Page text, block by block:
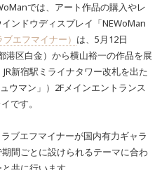
では、アート作品の購入やレ
ンドウディスプレイ「NEWoMan
エフマイナー） は、5月12日
港区白金）から横山裕一の作品を展
新宿駅ミライナタワー改札を出た
ウマン」）2Fメインエントランス
です。
ブエフマイナーが国内有力ギャラ
間ごとに設けられるテーマに合わ